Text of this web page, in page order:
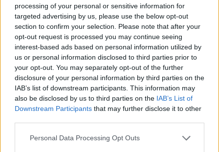
processing of your personal or sensitive information for
targeted advertising by us, please use the below opt-out
section to confirm your selection. Please note that after your
opt-out request is processed you may continue seeing
interest-based ads based on personal information utilized by
us or personal information disclosed to third parties prior to
your opt-out. You may separately opt-out of the further
disclosure of your personal information by third parties on the
IAB’s list of downstream participants. This information may
also be disclosed by us to third parties on the IAB’s List of
Downstream Participants that may further disclose it to other
Personal Data Processing Opt Outs
Πριν 5 ημέρες
Τρίτος στη σφαιροβολία στη διεθνή συνάντηση
Ελλάδας–Κύπρου Κ18 ο Δημήτρης Τέλλιος